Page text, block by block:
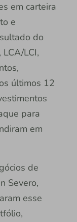
em carteira
e
do
LCI,
últimos 12
para
em
de
Severo,
esse